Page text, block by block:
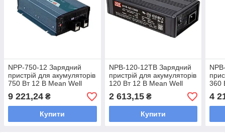
NPP-750-12 Зарядний
пристрій для акумуляторів
750 Вт 12 В Mean Well
9 221,24 ₴
Купити
NPB-120-12TB Зарядний
пристрій для акумуляторів
120 Вт 12 В Mean Well
2 613,15₴
Купити
360
4